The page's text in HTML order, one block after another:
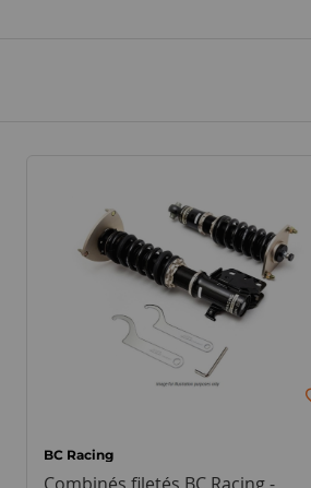
BC Racing